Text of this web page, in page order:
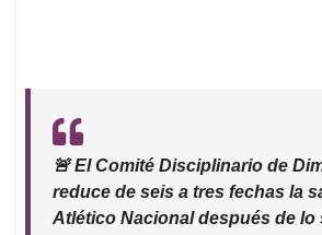
🚨 El Comité Disciplinario de
reduce de seis a tres fechas la
Atlético Nacional después de lo